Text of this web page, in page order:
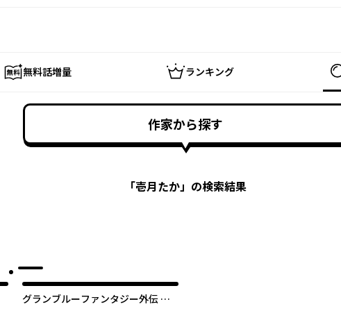
無料話増量 ランキング
作家から探す
「壱月たか」の検索結果
グランブルーファンタジー外伝 追